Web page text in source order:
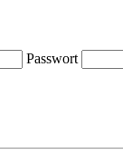
Passwort